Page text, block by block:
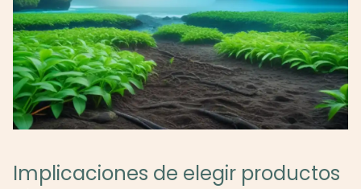
Implicaciones de elegir productos